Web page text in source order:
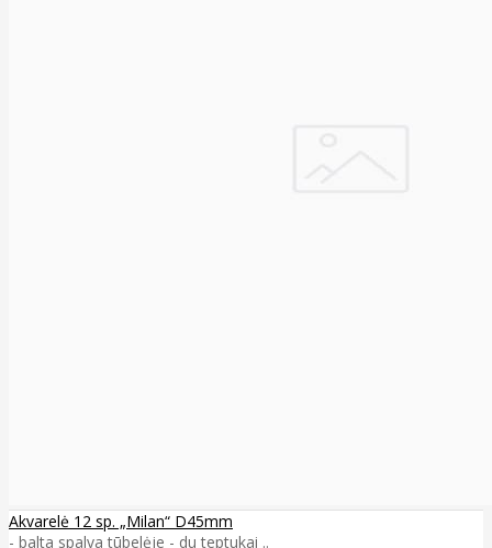
Akvarelė 12 sp. „Milan“ D45mm
- balta spalva tūbelėje - du teptukai ..